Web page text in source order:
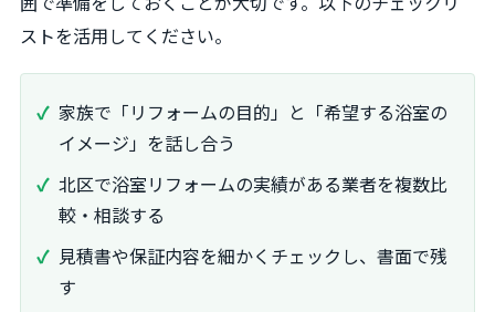
ストを活用してください。
家族で「リフォームの目的」と「希望する浴室の
イメージ」を話し合う
北区で浴室リフォームの実績がある業者を複数比
較・相談する
見積書や保証内容を細かくチェックし、書面で残
す